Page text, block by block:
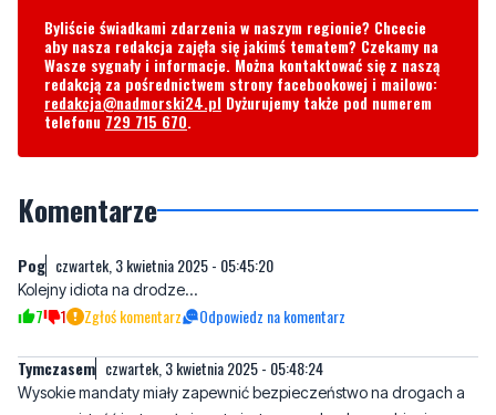
redakcja@nadmorski24.plDyżurujemy także pod numerem
telefonu729 715 670.
Komentarze
Kolejny idiota na drodze...
Tymczasem czwartek, 3 kwietnia 2025 - 05:48:24
Wysokie mandaty miały zapewnić bezpieczeństwo na drogach a
pieniędzy
1 7 Zgłoś komentarz Odpowiedz na komentarz